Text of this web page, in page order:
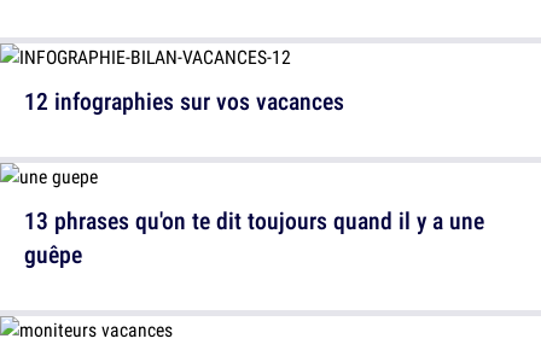
13 phrases qu'on te dit toujours quand il y a une
guêpe
12 infographies sur vos vacances